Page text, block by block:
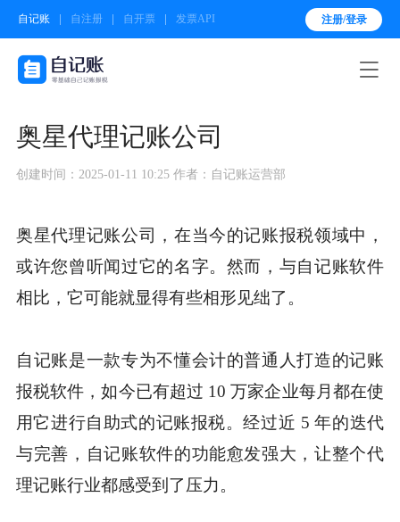
自记账 自注册 自开票 发票API 注册/登录

奥星代理记账公司
创建时间：2025-01-11 10:25 作者：自记账运营部
奥星代理记账公司，在当今的记账报税领域中，
或许您曾听闻过它的名字。然而，与自记账软件
相比，它可能就显得有些相形见绌了。
自记账是一款专为不懂会计的普通人打造的记账
报税软件，如今已有超过 10 万家企业每月都在使
用它进行自助式的记账报税。经过近 5 年的迭代
与完善，自记账软件的功能愈发强大，让整个代
理记账行业都感受到了压力。